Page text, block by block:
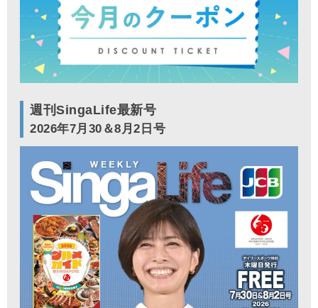
週刊SingaLife最新号
2026年7月30＆8月2日号